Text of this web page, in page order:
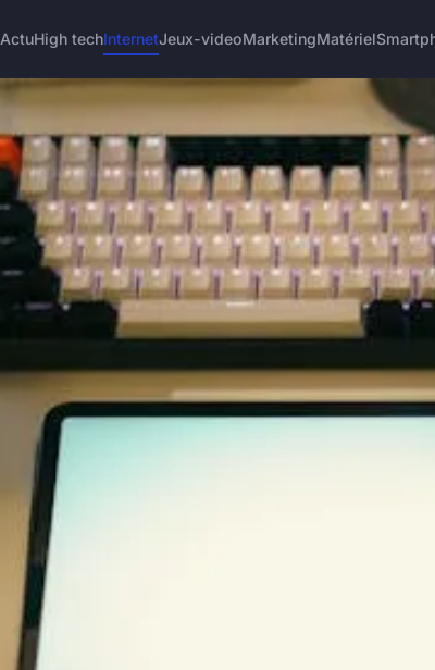
ActuHigh techInternetJeux-videoMarketingMatériel